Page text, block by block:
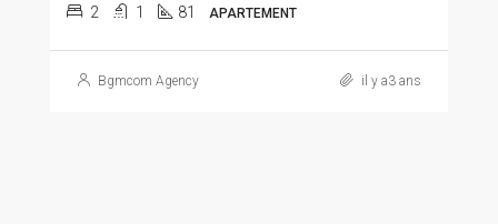
2 1 81 APARTEMENT
Bgmcom Agency il y a3 ans